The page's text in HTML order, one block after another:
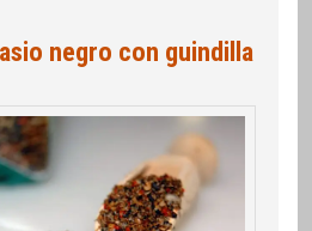
negro con guindilla